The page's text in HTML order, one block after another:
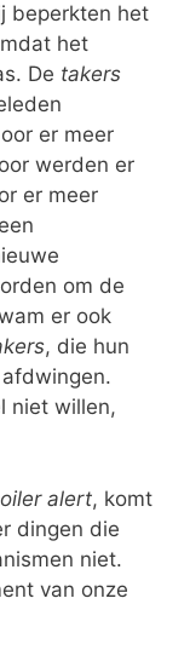
beperkten het
het
De takers
er meer
werden er
er meer
om de
er ook
, die hun
niet willen,
alert, komt
dingen die
niet.
van onze